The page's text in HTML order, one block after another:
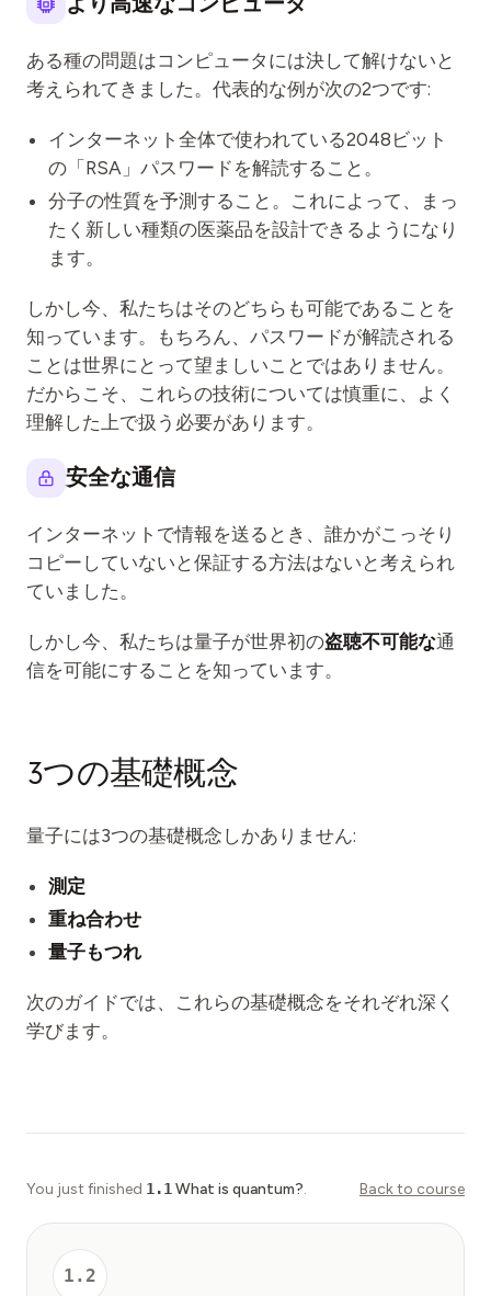
ある種の問題はコンピュータには決して解けないと
考えられてきました。代表的な例が次の2つです:
インターネット全体で使われている2048ビット
の「RSA」パスワードを解読すること。
分子の性質を予測すること。これによって、まっ
たく新しい種類の医薬品を設計できるようになり
ます。
しかし今、私たちはそのどちらも可能であることを
知っています。もちろん、パスワードが解読される
ことは世界にとって望ましいことではありません。
だからこそ、これらの技術については慎重に、よく
理解した上で扱う必要があります。
安全な通信
インターネットで情報を送るとき、誰かがこっそり
コピーしていないと保証する方法はないと考えられ
ていました。
しかし今、私たちは量子が世界初の盗聴不可能な通
信を可能にすることを知っています。
3つの基礎概念
量子には3つの基礎概念しかありません:
測定
重ね合わせ
量子もつれ
次のガイドでは、これらの基礎概念をそれぞれ深く
学びます。
You just finished 1.1 What is quantum?. Back to course
1.2